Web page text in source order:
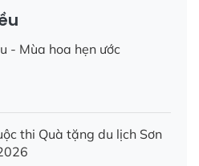
- Mùa hoa hẹn ước
thi Quà tặng du lịch Sơn